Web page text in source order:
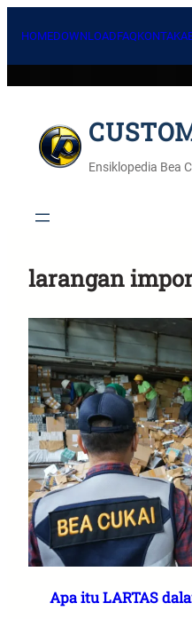
HOMEDOWNLOADFAQKONTAK
Ensiklopedia Bea
larangan
Apa itu LARTAS